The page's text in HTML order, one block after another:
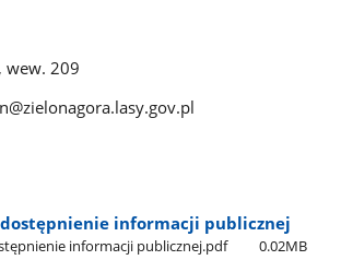
wew. 209
informacji publicznej
informacji publicznej.pdf 0.02MB